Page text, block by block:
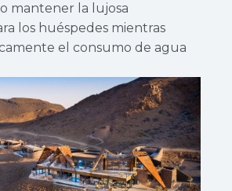
mantener la lujosa
los huéspedes mientras
el consumo de agua